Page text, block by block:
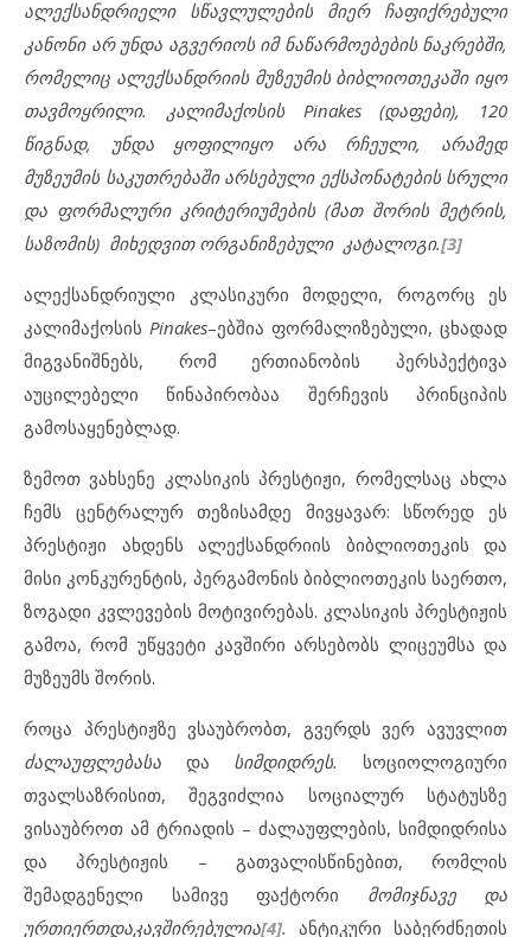
ალექსანდრიელი სწავლულების მიერ ჩაფიქრებული
კანონი არ უნდა აგვერიოს იმ ნაწარმოებების ნაკრებში,
რომელიც ალექსანდრიის მუზეუმის ბიბლიოთეკაში იყო
თავმოყრილი. კალიმაქოსის Pinakes(დაფები), 120
წიგნად, უნდა ყოფილიყო არა რჩეული, არამედ
მუზეუმის საკუთრებაში არსებული ექსპონატების სრული
და ფორმალური კრიტერიუმების (მათ შორის მეტრის,
საზომის) მიხედვით ორგანიზებული კატალოგი.[3]
ალექსანდრიული კლასიკური მოდელი, როგორც ეს
კალიმაქოსის Pinakes–ებშია ფორმალიზებული, ცხადად
მიგვანიშნებს, რომ ერთიანობის პერსპექტივა
აუცილებელი წინაპირობაა შერჩევის პრინციპის
გამოსაყენებლად.
ზემოთ ვახსენე კლასიკის პრესტიჟი, რომელსაც ახლა
ჩემს ცენტრალურ თეზისამდე მივყავარ: სწორედ ეს
პრესტიჟი ახდენს ალექსანდრიის ბიბლიოთეკის და
მისი კონკურენტის, პერგამონის ბიბლიოთეკის საერთო,
ზოგადი კვლევების მოტივირებას. კლასიკის პრესტიჟის
გამოა, რომ უწყვეტი კავშირი არსებობს ლიცეუმსა და
მუზეუმს შორის.
როცა პრესტიჟზე ვსაუბრობთ, გვერდს ვერ ავუვლით
ძალაუფლებასა და სიმდიდრეს.
სოციოლოგიური
თვალსაზრისით, შეგვიძლია სოციალურ სტატუსზე
ვისაუბროთ ამ ტრიადის – ძალაუფლების, სიმდიდრისა
და პრესტიჟის – გათვალისწინებით, რომლის
შემადგენელი სამივე ფაქტორი მომიჯნავე და
ურთიერთდაკავშირებულია[4]. ანტიკური საბერძნეთის